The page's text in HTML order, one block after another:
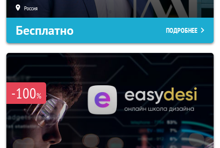
Россия
Бесплатно ПОДРОБНЕЕ
-100%